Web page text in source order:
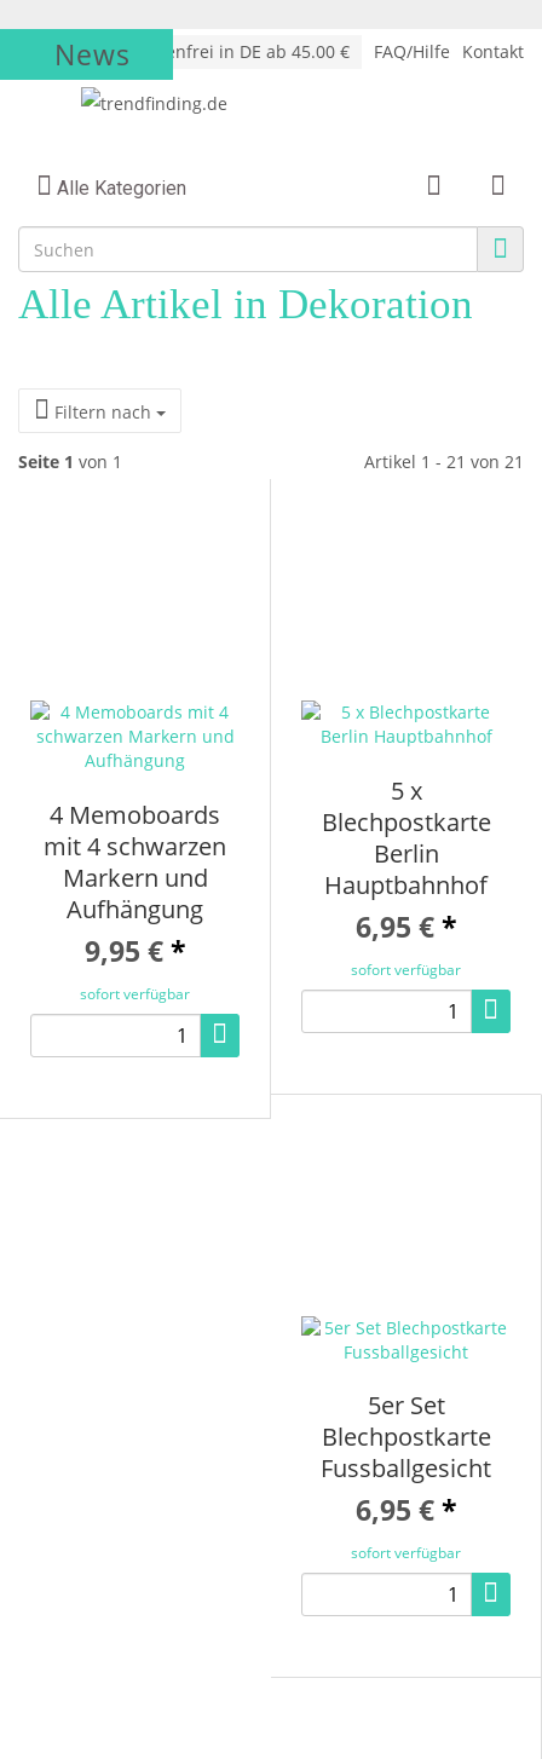
√Versandkostenfrei in DE ab 45.00 € FAQ/Hilfe Kontakt
News
Alle Kategorien
Alle Artikel in Dekoration
Filtern nach
Seite 1 von 1 Artikel 1 - 21 von 21
4 Memoboards
mit 4 schwarzen
Markern und
Aufhängung
9,95 € *
sofort verfügbar
5 x
Blechpostkarte
Berlin
Hauptbahnhof
6,95 € *
sofort verfügbar
5er Set
Blechpostkarte
Fussballgesicht
6,95 € *
sofort verfügbar